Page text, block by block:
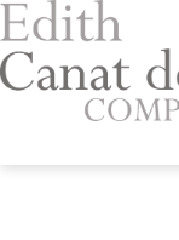
Aller
au
contenu